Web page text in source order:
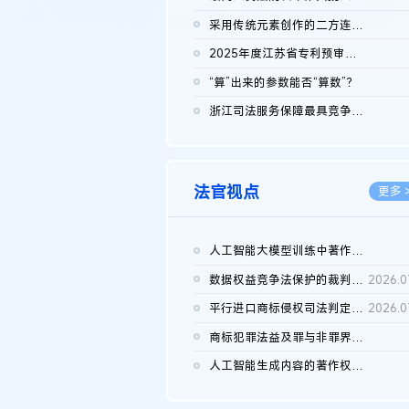
采用传统元素创作的二方连续装饰图案作品的独创性及侵权对比认定
2025年度江苏省专利预审典型案例
“算”出来的参数能否“算数”？
浙江司法服务保障最具竞争力营商环境建设典型案例（第二批）含侵...
法官视点 更多
人工智能大模型训练中著作权的合理使用
数据权益竞争法保护的裁判路径构建
平行进口商标侵权司法判定规则的困境与纾解
商标犯罪法益及罪与非罪界限研究
人工智能生成内容的著作权司法认定：演进逻辑、现实困境与规则建...